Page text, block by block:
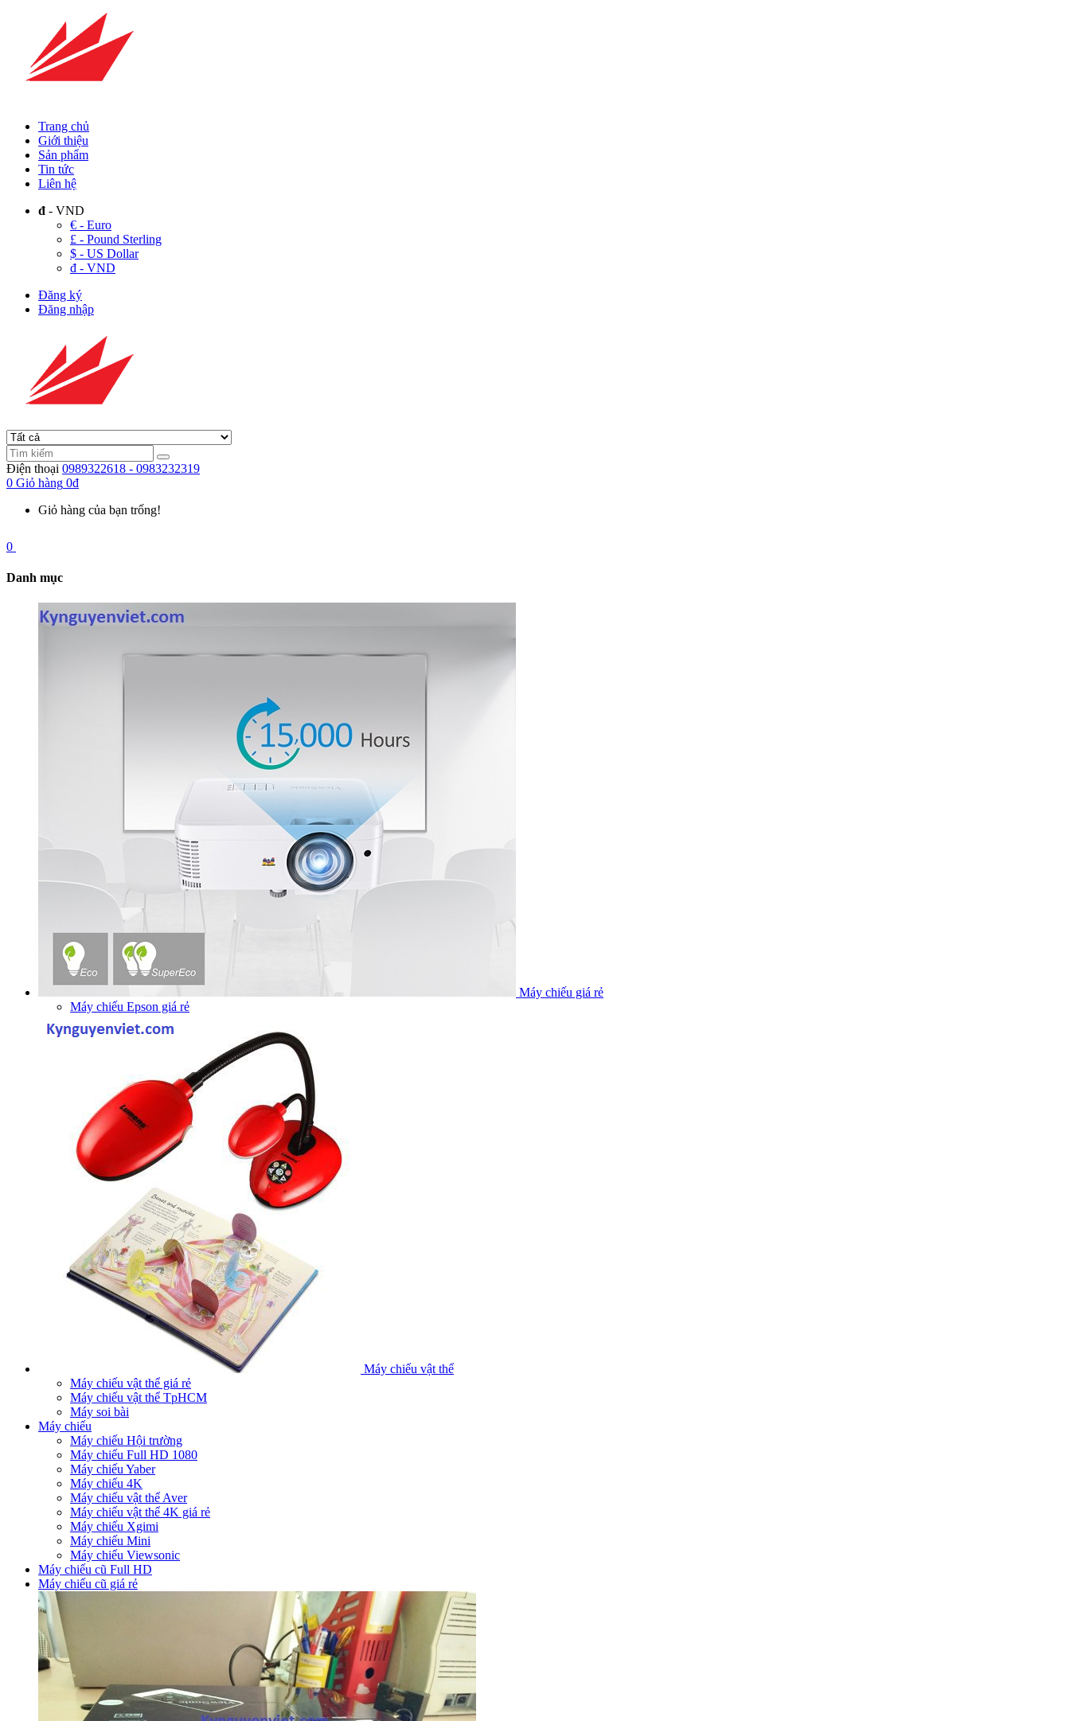
Trang chủ
Giới thiệu
Sản phẩm
Tin tức
Liên hệ
đ - VND
€ - Euro
£ - Pound Sterling
$ - US Dollar
đ - VND
Đăng ký
Đăng nhập
Điện thoại 0989322618 - 0983232319
0 Giỏ hàng 0đ
Giỏ hàng của bạn trống!
0
Danh mục
Máy chiếu giá rẻ
Máy chiếu Epson giá rẻ
Máy chiếu vật thể
Máy chiếu vật thể giá rẻ
Máy chiếu vật thể TpHCM
Máy soi bài
Máy chiếu
Máy chiếu Hội trường
Máy chiếu Full HD 1080
Máy chiếu Yaber
Máy chiếu 4K
Máy chiếu vật thể Aver
Máy chiếu vật thể 4K giá rẻ
Máy chiếu Xgimi
Máy chiếu Mini
Máy chiếu Viewsonic
Máy chiếu cũ Full HD
Máy chiếu cũ giá rẻ